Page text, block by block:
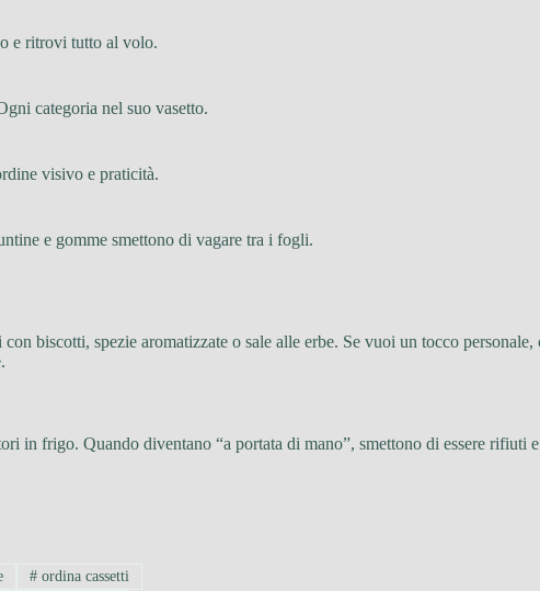
e ritrovi tutto al volo.
categoria nel suo vasetto.
visivo e praticità.
e gomme smettono di vagare tra i fogli.
biscotti, spezie aromatizzate o sale alle erbe. Se vuoi un tocco
in frigo. Quando diventano “a portata di mano”, smettono di essere rifiuti
# ordina cassetti